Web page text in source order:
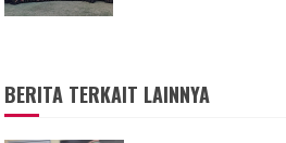
BERITA TERKAIT LAINNYA